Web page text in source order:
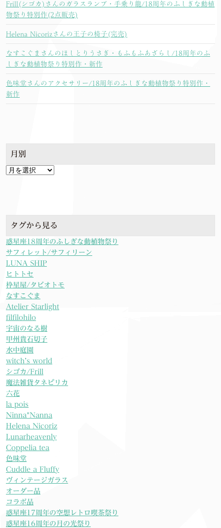
Frill(シゴカ)さんのガラスランプ・手乗り龍/18周年のふしぎな動植
物祭り特別作(2点販売)
Helena Nicorizさんの王子の椅子(完売)
なすこぐまさんのほしとりうさぎ・もふもふあざらし/18周年のふ
しぎな動植物祭り特別作・新作
色味堂さんのアクセサリー/18周年のふしぎな動植物祭り特別作・
新作
月別
月
タグから見る
惑星座18周年のふしぎな動植物祭り
サフィレット/サフィリーン
LUNA SHIP
ヒトトセ
枠星屋/タビオトモ
なすこぐま
Atelier Starlight
filfilohilo
宇宙のなる樹
甲州貴石切子
水中庭園
witch’s world
シゴカ/Frill
魔法雑貨タネピリカ
六花
la pois
Ninna*Nanna
Helena Nicoriz
Lunarheavenly
Coppelia tea
色味堂
Cuddle a Fluffy
ヴィンテージガラス
オーダー品
コラボ品
惑星座17周年の空想レトロ喫茶祭り
惑星座16周年の月の光祭り